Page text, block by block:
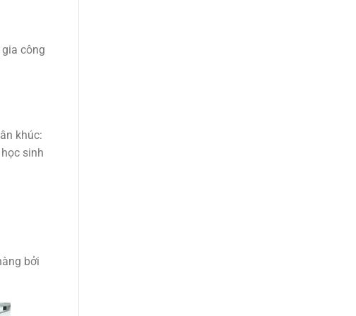
công
khúc:
sinh
bởi